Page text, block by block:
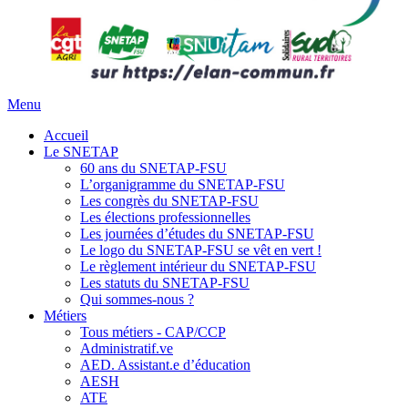
Menu
Accueil
Le SNETAP
60 ans du SNETAP-FSU
L’organigramme du SNETAP-FSU
Les congrès du SNETAP-FSU
Les élections professionnelles
Les journées d’études du SNETAP-FSU
Le logo du SNETAP-FSU se vêt en vert !
Le règlement intérieur du SNETAP-FSU
Les statuts du SNETAP-FSU
Qui sommes-nous ?
Métiers
Tous métiers - CAP/CCP
Administratif.ve
AED. Assistant.e d’éducation
AESH
ATE